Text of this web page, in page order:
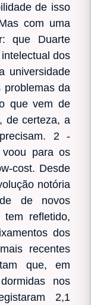
de isso
com uma
que Duarte
dos
universidade
problemas da
que vem de
de certeza, a
2 -
para os
cost. Desde
notória
de novos
refletido,
dos
recentes
que, em
nos
2,1